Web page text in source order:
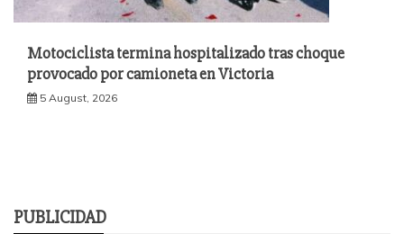
Motociclista termina hospitalizado tras choque
provocado por camioneta en Victoria
5 August, 2026
PUBLICIDAD